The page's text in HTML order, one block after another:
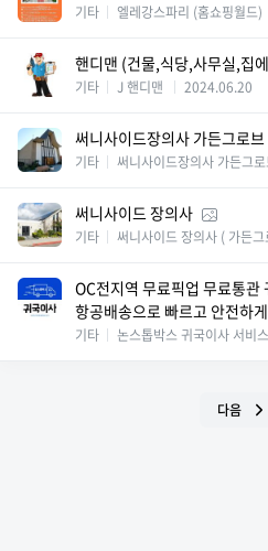
기타 엘레강스파리 (홈쇼핑월드)
핸디맨 (건물,식당,사무실,집
기타 J 핸디맨 2024.06.20
써니사이드장의사 가든그로브
기타 써니사이드장의사 가든그로
써니사이드 장의사
기타 써니사이드 장의사 ( 가든
OC전지역 무료픽업 무료통관
항공배송으로 빠르고 안전하
기타 논스톱박스 귀국이사 서비스
다음